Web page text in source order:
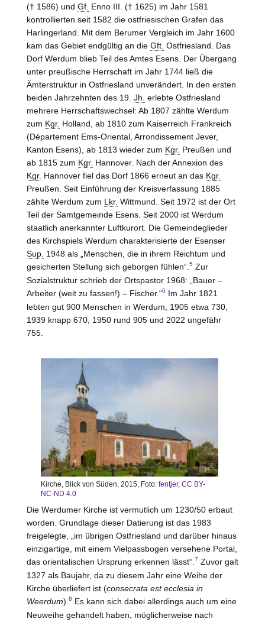
(† 1586) und Gf. Enno III. († 1625) im Jahr 1581
kontrollierten seit 1582 die ostfriesischen Grafen das
Harlingerland. Mit dem Berumer Vergleich im Jahr 1600
kam das Gebiet endgültig an die Gft. Ostfriesland. Das
Dorf Werdum blieb Teil des Amtes Esens. Der Übergang
unter preußische Herrschaft im Jahr 1744 ließ die
Ämterstruktur in Ostfriesland unverändert. In den ersten
beiden Jahrzehnten des 19. Jh. erlebte Ostfriesland
mehrere Herrschaftswechsel: Ab 1807 zählte Werdum
zum Kgr. Holland, ab 1810 zum Kaiserreich Frankreich
(Département Ems-Oriental, Arrondissement Jever,
Kanton Esens), ab 1813 wieder zum Kgr. Preußen und
ab 1815 zum Kgr. Hannover. Nach der Annexion des
Kgr. Hannoverfiel das Dorf 1866 erneut an das Kgr.
Preußen. Seit Einführung der Kreisverfassung 1885
zählte Werdum zum Lkr. Wittmund. Seit 1972 ist der Ort
Teil der Samtgemeinde Esens. Seit 2000 ist Werdum
staatlich anerkannter Luftkurort. Die Gemeindeglieder
des Kirchspiels Werdum charakterisierte der Esenser
Sup. 1948 als „Menschen, die in ihrem Reichtum und
gesicherten Stellung sich geborgen fühlen“. 5Zur
Sozialstruktur schrieb der Ortspastor 1968: „Bauer –
Arbeiter (weit zu fassen!) – Fischer.“6 Im Jahr 1821
lebten gut 900 Menschen in Werdum, 1905 etwa 730,
1939 knapp 670, 1950 rund 905 und 2022 ungefähr
755.
Kirche, Blick von Süden, 2015, Foto: fentjer, CC BY-
NC-ND 4.0
Die Werdumer Kirche ist vermutlich um 1230/50 erbaut
worden. Grundlage dieser Datierung ist das 1983
freigelegte, „im übrigen Ostfriesland und darüber hinaus
einzigartige, mit einem Vielpassbogen versehene Portal,
das orientalischen Ursprung erkennen lässt“. 7 Zuvor galt
1327 als Baujahr, da zu diesem Jahr eine Weihe der
Kirche überliefert ist (consecrata est ecclesia in
Weerdum). 8 Es kann sich dabei allerdings auch um eine
Neuweihe gehandelt haben, möglicherweise nach